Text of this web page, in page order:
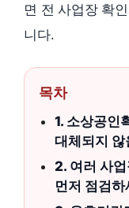
면 전 사업장 확
니다.
목차
1. 소상공인
대체되지 않
2. 여러 사
먼저 점검하